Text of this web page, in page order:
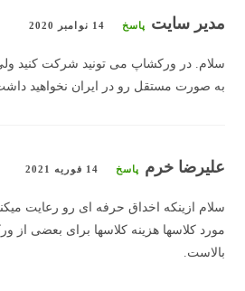
مدیر سایت پاسخ 14 نوامبر 2020
سلام. در ورکشاپ می تونید شرکت کنید
به صورت مستقل رو در ایران نخواهید
علیرضا خرم پاسخ 14 فوریه 2021
سلام ازینکه اخداق حرفه ای رو رعایت
مورد کلاسها هزینه کلاسها برای بعضی
بالاست.